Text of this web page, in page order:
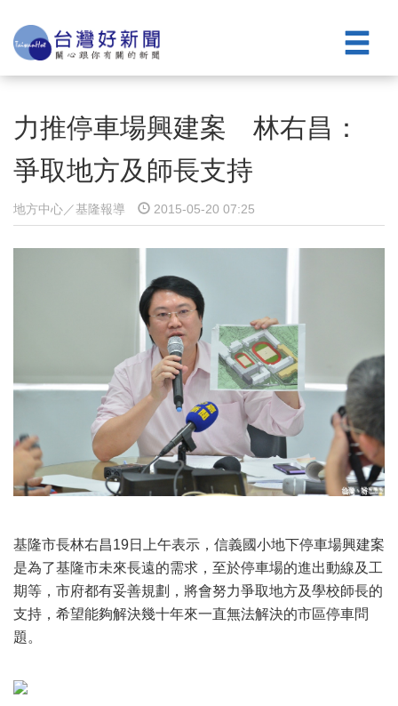
力推停車場興建案 林右昌：
爭取地方及師長支持
地方中心／基隆報導 2015-05-20 07:25
基隆市長林右昌19日上午表示，信義國小地下停車場興建案
是為了基隆市未來長遠的需求，至於停車場的進出動線及工
期等，市府都有妥善規劃，將會努力爭取地方及學校師長的
支持，希望能夠解決幾十年來一直無法解決的市區停車問
題。